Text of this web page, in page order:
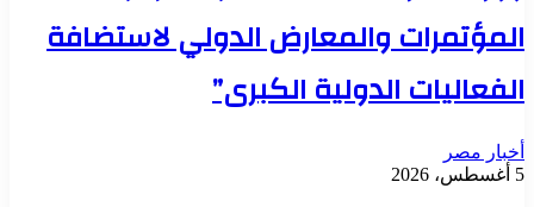
المؤتمرات والمعارض الدولي لاستضافة
الفعاليات الدولية الكبرى”
أخبار مصر
5 أغسطس، 2026